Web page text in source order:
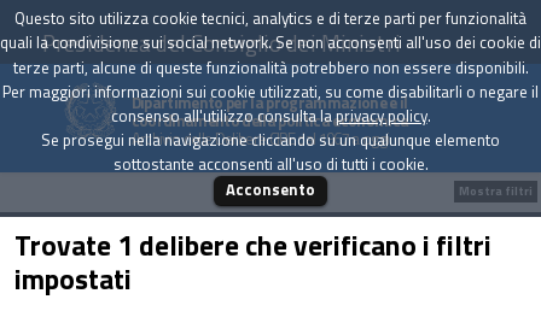
Presidenza del Consiglio dei Ministri
Dipartimento per la programmazione e il
coordinamento della politica economica
Archivio delle Delibere CIPE dal 1967 a oggi
Trovate 1 delibere che verificano i filtri
impostati
Mostra filtri
Questo sito utilizza cookie tecnici, analytics e di terze parti per funzionalità
quali la condivisione sui social network. Se non acconsenti all'uso dei cookie di
terze parti, alcune di queste funzionalità potrebbero non essere disponibili.
Per maggiori informazioni sui cookie utilizzati, su come disabilitarli o negare il
consenso all'utilizzo consulta laprivacy policy.
Se prosegui nella navigazione cliccando su un qualunque elemento
sottostante acconsenti all'uso di tutti i cookie.
Acconsento